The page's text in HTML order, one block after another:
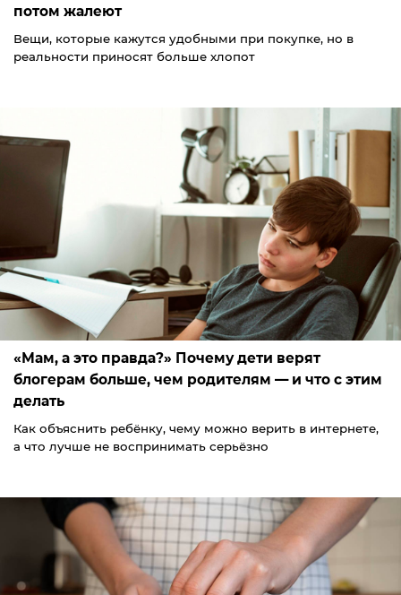
потом жалеют
Вещи, которые кажутся удобными при покупке, но в
реальности приносят больше хлопот
«Мам, а это правда?» Почему дети верят
блогерам больше, чем родителям — и что с этим
делать
Как объяснить ребёнку, чему можно верить в интернете,
а что лучше не воспринимать серьёзно